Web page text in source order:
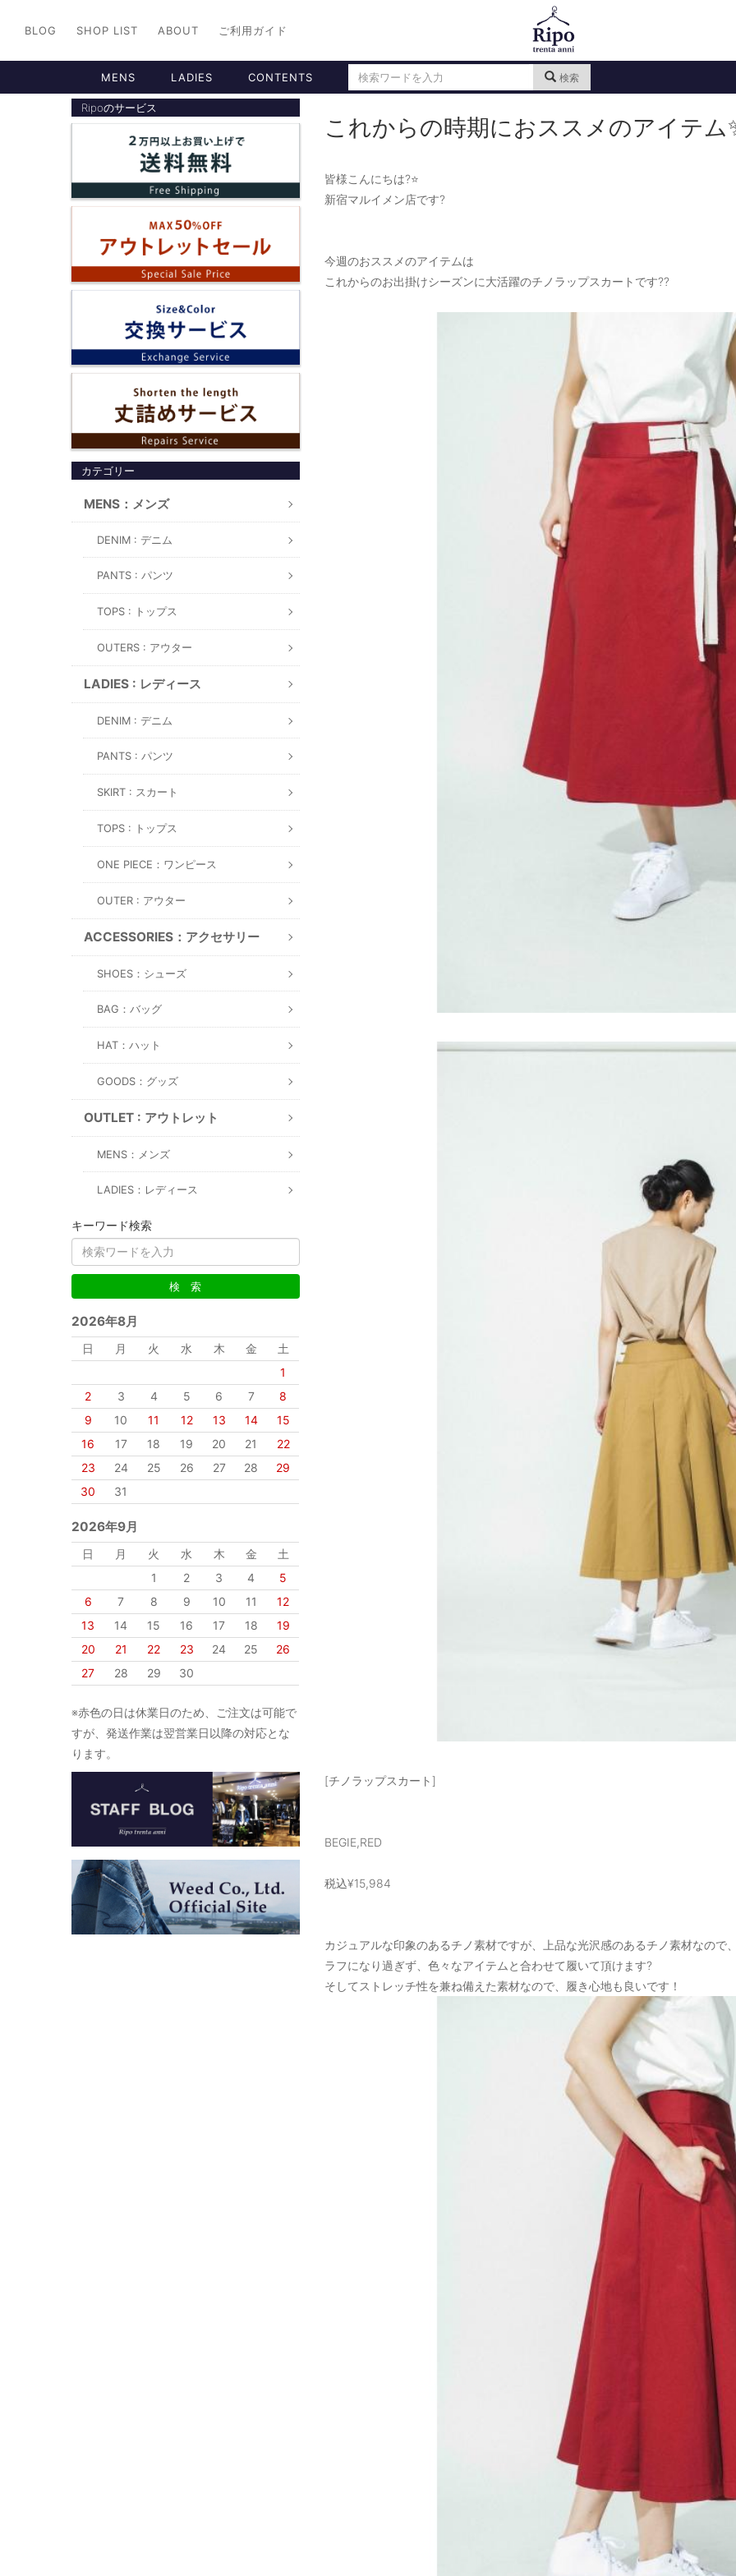
BLOG SHOP LIST ABOUT ご利用ガイド
MENS LADIES CONTENTS 検索
Ripoのサービス
カテゴリー
MENS：メンズ
DENIM : デニム
PANTS : パンツ
TOPS : トップス
OUTERS : アウター
LADIES : レディース
DENIM : デニム
PANTS : パンツ
SKIRT : スカート
TOPS : トップス
ONE PIECE：ワンピース
OUTER : アウター
ACCESSORIES：アクセサリー
SHOES：シューズ
BAG：バッグ
HAT：ハット
GOODS：グッズ
OUTLET : アウトレット
MENS：メンズ
LADIES：レディース
キーワード検索
2026年8月
日 月 火 水 木 金
土
1
2
3 4 5 6 7
8
9
10 11 12 13 14
15
16
17 18 19 20 21
22
23
24 25 26 27 28
29
30
31
2026年9月
日 月 火 水 木 金
土
1
2 3 4
5
6
7 8 9 10 11
12
13
14 15 16 17 18
19
20
21 22 23 24 25
26
27
28 29 30
※赤色の日は休業日のため、ご注文は可能で
すが、発送作業は翌営業日以降の対応とな
ります。
これからの時期におススメのアイテム
皆様こんにちは?⭐️
新宿マルイメン店です?
今週のおススメのアイテムは
これからのお出掛けシーズンに大活躍のチノラップスカートです??
[チノラップスカート]
BEGIE,RED
税込¥15,984
カジュアルな印象のあるチノ素材ですが、上品な光沢感のあるチノ素材なので
ラフになり過ぎず、色々なアイテムと合わせて履いて頂けます?
そしてストレッチ性を兼ね備えた素材なので、履き心地も良いです！